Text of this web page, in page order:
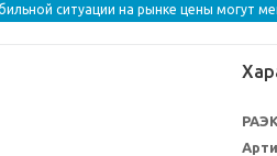
ситуации на рынке цены могут
РАЭК